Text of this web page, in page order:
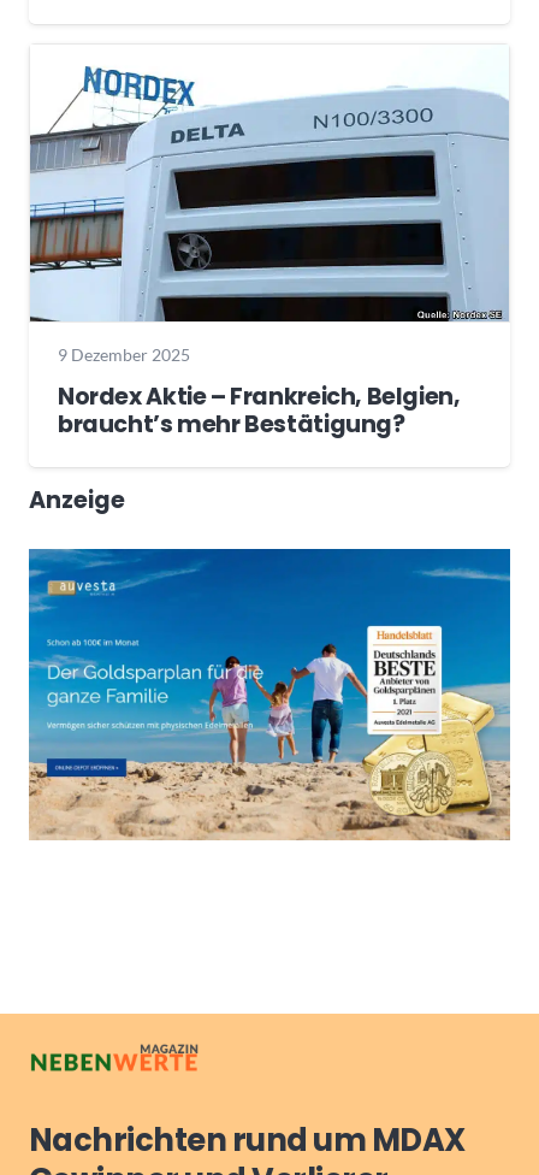
9 Dezember 2025
Nordex Aktie – Frankreich, Belgien,
braucht’s mehr Bestätigung?
Anzeige
Nachrichten rund um MDAX